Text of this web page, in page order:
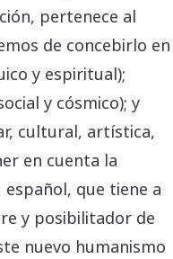
pertenece al
de concebirlo en
y espiritual);
y cósmico); y
cultural, artística,
en cuenta la
que tiene a
y posibilitador de
nuevo humanismo